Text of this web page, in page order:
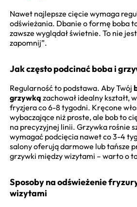
Nawet najlepsze cięcie wymaga
odświeżania. Dbanie o formę boba
zawsze wyglądał świetnie. To nie
zapomnij”.
Jak często podcinać boba i
Regularność to podstawa. Aby Twój
grzywką zachował idealny kształt,
fryzjera co 6-8 tygodni. Kręcone
wybaczające niż proste, ale bob to
na precyzyjnej linii. Grzywka rośnie
wymagać podcięcia nawet co 3-4
salony oferują darmowe lub tańsze
grzywki między wizytami – warto o
Sposoby na odświeżenie
wizytami